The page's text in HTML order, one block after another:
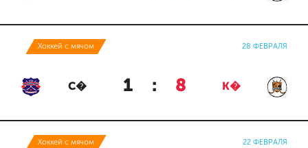
Хоккей с мячом 28 ФЕВРАЛЯ
С� 1 : 8 К�
Хоккей с мячом 22 ФЕВРАЛЯ